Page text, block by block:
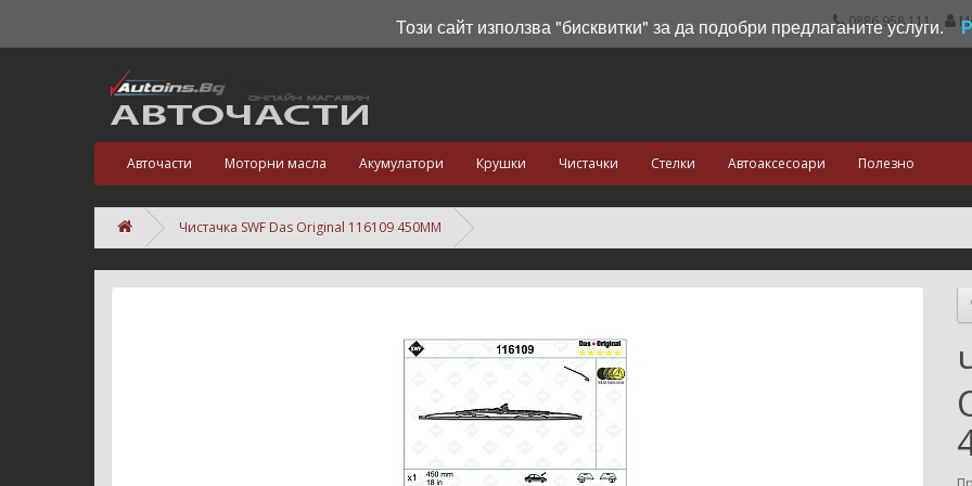
0886 958 111
Авточасти Моторни масла Акумулатори Крушки Чистачки Стелки Автоаксесоари Полезно
Чистачка SWF Das Original 116109 450MM
Този сайт използва "бисквитки" за да подобри предлаганите услуги.